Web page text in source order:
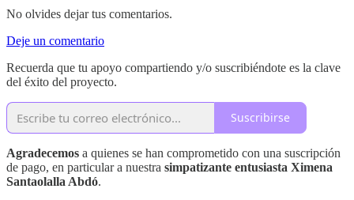
No olvides dejar tus comentarios.
Deje un comentario
Recuerda que tu apoyo compartiendo y/o suscribiéndote es la clave
del éxito del proyecto.
Suscribirse
Agradecemos a quienes se han comprometido con una suscripción
de pago, en particular a nuestra simpatizante entusiasta Ximena
Santaolalla Abdó.